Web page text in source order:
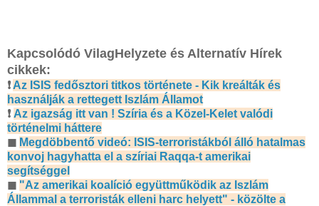
Kapcsolódó VilagHelyzete és Alternatív Hírek
cikkek:
❗ Az ISIS fedősztori titkos története - Kik kreálták és
használják a rettegett Iszlám Államot
❗ Az igazság itt van ! Szíria és a Közel-Kelet valódi
történelmi háttere
◼ Megdöbbentő videó: ISIS-terroristákból álló hatalmas
konvoj hagyhatta el a szíriai Raqqa-t amerikai
segítséggel
◼ "Az amerikai koalíció együttműködik az Iszlám
Állammal a terroristák elleni harc helyett" - közölte a